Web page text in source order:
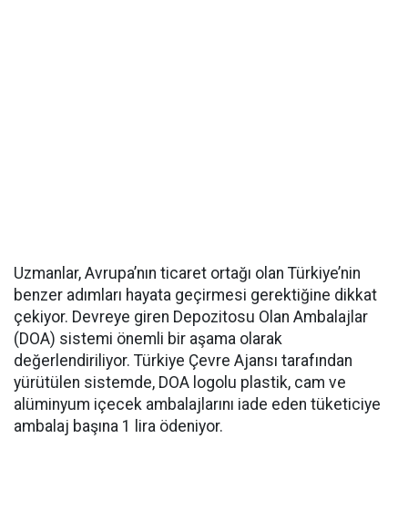
Uzmanlar, Avrupa’nın ticaret ortağı olan Türkiye’nin
benzer adımları hayata geçirmesi gerektiğine dikkat
çekiyor. Devreye giren Depozitosu Olan Ambalajlar
(DOA) sistemi önemli bir aşama olarak
değerlendiriliyor. Türkiye Çevre Ajansı tarafından
yürütülen sistemde, DOA logolu plastik, cam ve
alüminyum içecek ambalajlarını iade eden tüketiciye
ambalaj başına 1 lira ödeniyor.